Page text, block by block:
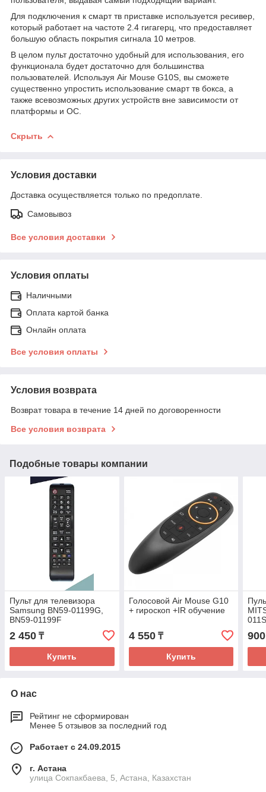
Для подключения к смарт тв приставке используется ресивер,
который работает на частоте 2.4 гигагерц, что предоставляет
большую область покрытия сигнала 10 метров.
В целом пульт достаточно удобный для использования, его
функционала будет достаточно для большинства
пользователей. Используя Air Mouse G10S, вы сможете
существенно упростить использование смарт тв бокса, а
также всевозможных других устройств вне зависимости от
платформы и ОС.
Скрыть
Условия доставки
Доставка осуществляется только по предоплате.
Самовывоз
Все условия доставки
Условия оплаты
Наличными
Оплата картой банка
Онлайн оплата
Все условия оплаты
Условия возврата
Возврат товара в течение 14 дней по договоренности
Все условия возврата
Подобные товары компании
Пульт для телевизора
Samsung BN59-01199G,
BN59-01199F
2 450 ₸
Купить
Голосовой Air Mouse G10
+ гироскоп +IR обучение
4 550₸
Купить
900
О нас
Рейтинг не сформирован
Менее 5 отзывов за последний год
Работает с 24.09.2015
г. Астана
улица Сокпакбаева, 5, Астана, Казахстан